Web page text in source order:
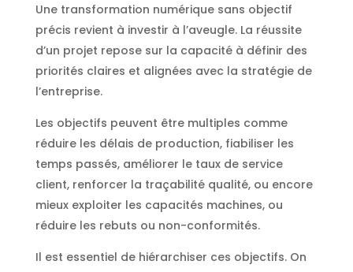
Une transformation numérique sans objectif
précis revient à investir à l’aveugle. La réussite
d’un projet repose sur la capacité à définir des
priorités claires et alignées avec la stratégie de
l’entreprise.
Les objectifs peuvent être multiples comme
réduire les délais de production, fiabiliser les
temps passés, améliorer le taux de service
client, renforcer la traçabilité qualité, ou encore
mieux exploiter les capacités machines, ou
réduire les rebuts ou non-conformités.
Il est essentiel de hiérarchiser ces objectifs. On